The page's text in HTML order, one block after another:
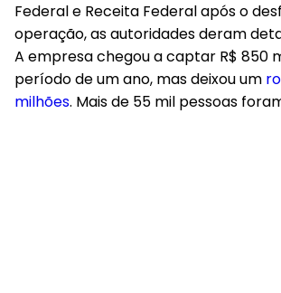
Federal e Receita Federal após o
operação, as autoridades deram
A empresa chegou a captar R$ 850
período de um ano, mas deixou um
milhões. Mais de 55 mil pessoas